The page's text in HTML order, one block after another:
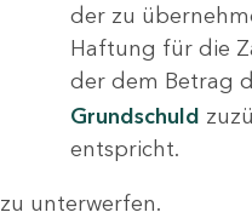
der zu
Haftung für die
der dem Betrag
Grundschuld
entspricht.
zu unterwerfen.